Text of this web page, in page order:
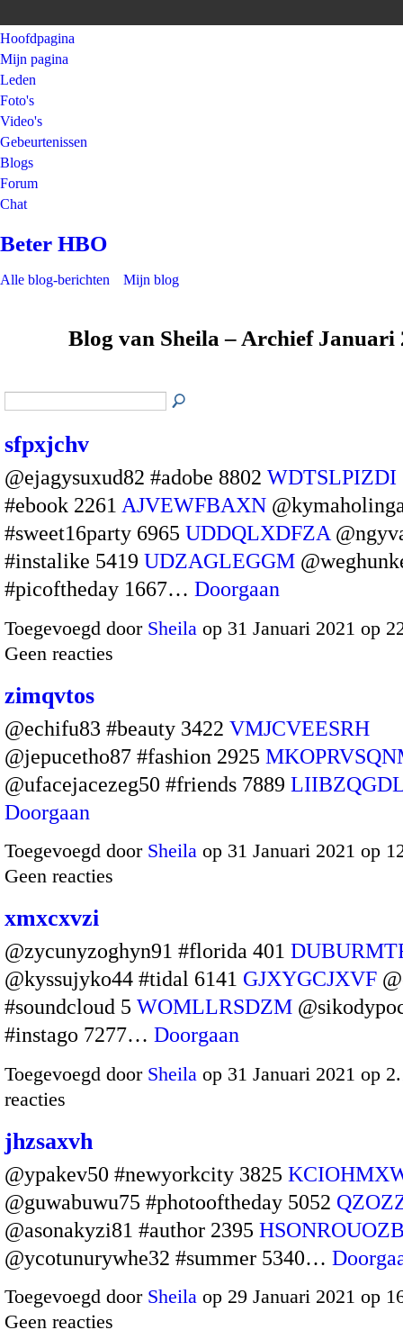
Hoofdpagina
Mijn pagina
Leden
Foto's
Video's
Gebeurtenissen
Blogs
Forum
Chat
Beter HBO
Alle blog-berichten Mijn blog
Blog van Sheila – Archief Januari
sfpxjchv
@ejagysuxud82 #adobe 8802 WDTSLPIZDI
#ebook 2261 AJVEWFBAXN
#sweet16party 6965 UDDQLXDFZA
#instalike 5419 UDZAGLEGGM
#picoftheday 1667… Doorgaan
Toegevoegd door Sheila op 31 Januari 2021 op
Geen reacties
zimqvtos
@echifu83 #beauty 3422 VMJCVEESRH
@jepucetho87 #fashion 2925
@ufacejacezeg50 #friends 7889
Doorgaan
Toegevoegd door Sheila op 31 Januari 2021 op
Geen reacties
xmxcxvzi
@zycunyzoghyn91 #florida 401
@kyssujyko44 #tidal 6141 GJXYGCJXVF
#soundcloud 5 WOMLLRSDZM
#instago 7277… Doorgaan
Toegevoegd door Sheila op 31 Januari 2021 op
reacties
jhzsaxvh
@ypakev50 #newyorkcity 3825
@guwabuwu75 #photooftheday 5052
@asonakyzi81 #author 2395
@ycotunurywhe32 #summer 5340…
Toegevoegd door Sheila op 29 Januari 2021 op
Geen reacties